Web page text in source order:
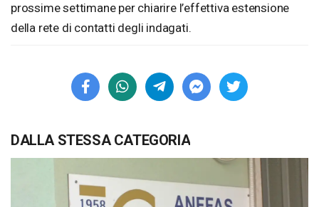
prossime settimane per chiarire l’effettiva estensione
della rete di contatti degli indagati.
DALLA STESSA CATEGORIA